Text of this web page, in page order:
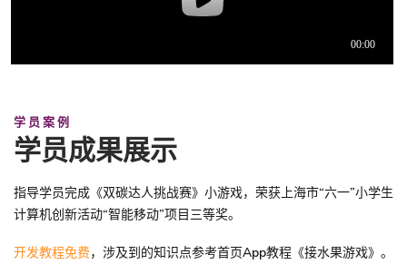
学员案例
学员成果展示
指导学员完成《双碳达人挑战赛》小游戏，荣获上海市“六一”小学生
计算机创新活动“智能移动”项目三等奖。
开发教程免费，涉及到的知识点参考首页App教程《接水果游戏》。